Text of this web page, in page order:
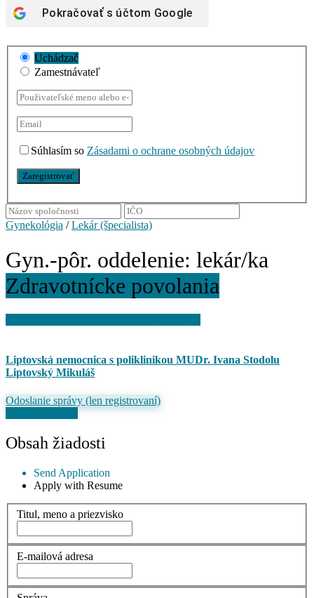
Pokračovať s účtom Google
Uchádzač
Zamestnávateľ
Súhlasím so Zásadami o ochrane osobných údajov
Gynekológia /Lekár (špecialista)
Gyn.-pôr. oddelenie: lekár/ka
Zdravotnícke povolania
Liptovská nemocnica s poliklinikou MUDr. Ivana Stodolu
Liptovský Mikuláš
Odoslanie správy (len registrovaní)
Obsah žiadosti
Send Application
Apply with Resume
Titul, meno a priezvisko
E-mailová adresa